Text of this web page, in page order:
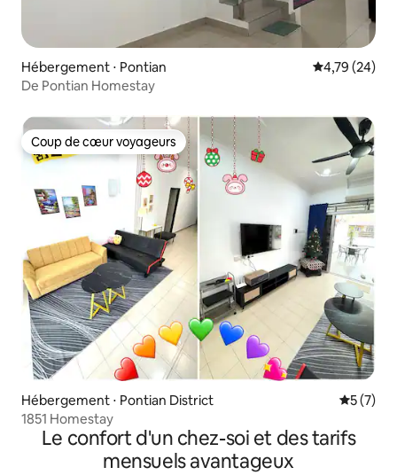
Hébergement ⋅ Pontian Évaluation
4,79 (24)
De Pontian Homestay
Coup de cœur voyageurs
Coup de cœur voyageurs
Hébergement ⋅ Pontian District
5 (7)
1851 Homestay
Le confort d'un chez-soi et des tarifs
mensuels avantageux